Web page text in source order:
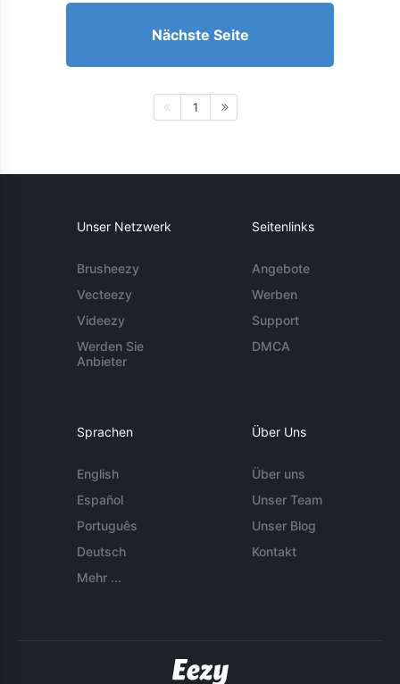
Nächste Seite
1
Unser Netzwerk
Brusheezy
Vecteezy
Videezy
Werden Sie
Anbieter
Seitenlinks
Angebote
Werben
Support
DMCA
Sprachen
English
Español
Português
Deutsch
Mehr ...
Über Uns
Über uns
Unser Team
Unser Blog
Kontakt